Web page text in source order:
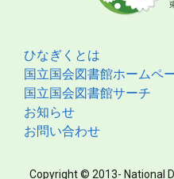
ひなぎくとは
国立国会図書館ホームペ
国立国会図書館サーチ
お知らせ
お問い合わせ
Copyright © 2013- National